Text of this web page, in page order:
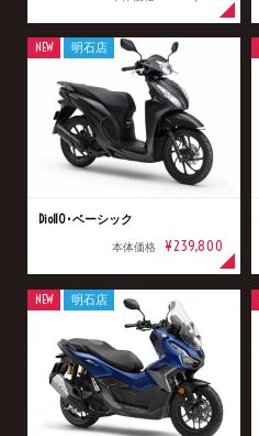
Dio110･ベーシック
本体価格 ¥239,800
NEW 明石店
NEW 明石店